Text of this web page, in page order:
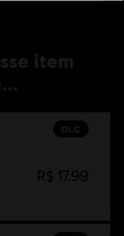
item
DLC
R$ 17,99